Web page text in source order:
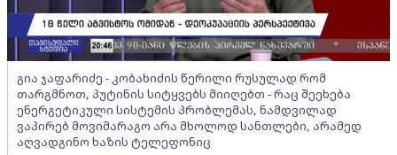
გია ჯაფარიძე - კობახიძის წერილი რუსულად რომ
თარგმნოთ, პუტინის სიტყვებს მიიღებთ - რაც შეეხება
ენერგეტიკული სისტემის პრობლემას, ნამდვილად
ვაპირებ მოვიმარაგო არა მხოლოდ სანთლები, არამედ
აღვადგინო ხაზის ტელეფონიც